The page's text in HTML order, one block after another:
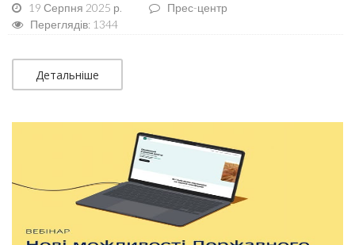
19 Серпня 2025 р.
Прес-центр
Переглядів: 1344
Детальніше